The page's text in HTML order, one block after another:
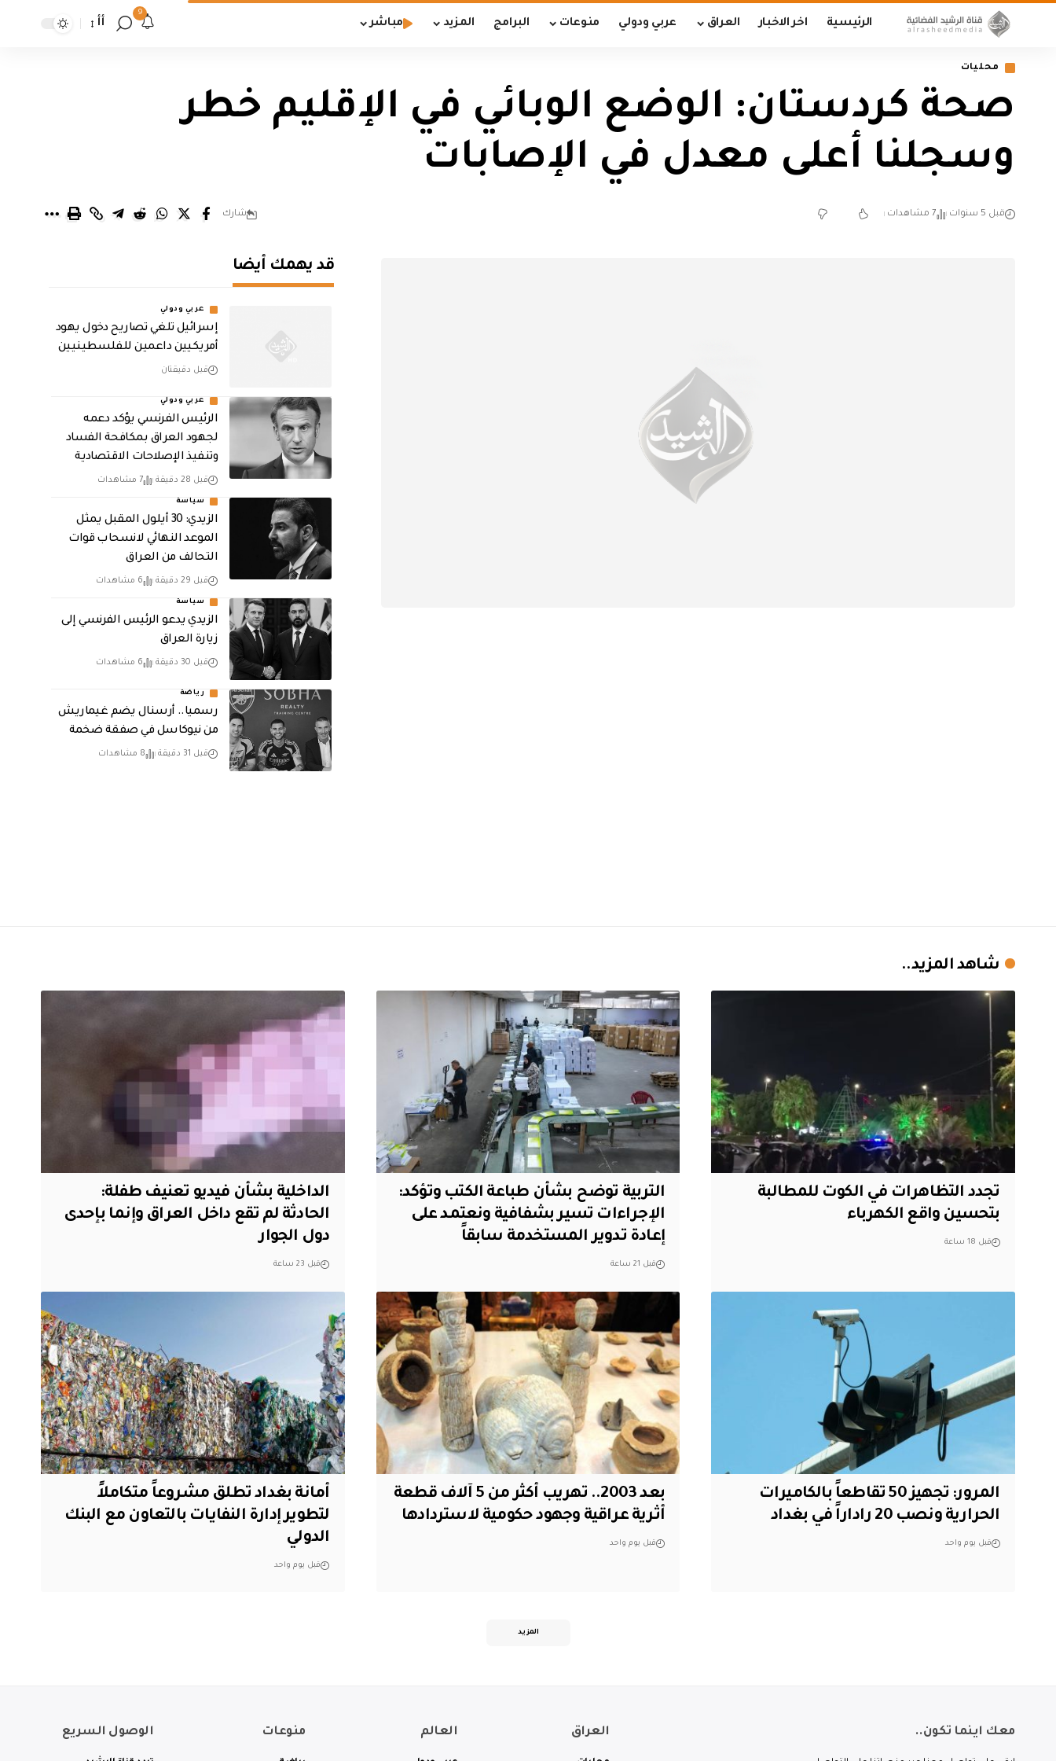
الرئيسية اخر الاخبار العراق عربي ودولي منوعات البرامج المزيد مباشر
9
أأ
محليات
صحة كردستان: الوضع الوبائي في الإقليم خطر
وسجلنا أعلى معدل في الإصابات
قبل 5 سنوات 7 مشاهدات شارك
قد يهمك أيضا
عربي ودولي
إسرائيل تلغي تصاريح دخول يهود
أمريكيين داعمين للفلسطينيين
قبل دقيقتان
عربي ودولي
الرئيس الفرنسي يؤكد دعمه
لجهود العراق بمكافحة الفساد
وتنفيذ الإصلاحات الاقتصادية
قبل 28 دقيقة 7 مشاهدات
سياسة
الزيدي: 30 أيلول المقبل يمثل
الموعد النهائي لانسحاب قوات
التحالف من العراق
قبل 29 دقيقة 6 مشاهدات
سياسة
الزيدي يدعو الرئيس الفرنسي إلى
زيارة العراق
قبل 30 دقيقة 6 مشاهدات
رياضة
رسميا.. أرسنال يضم غيماريش
من نيوكاسل في صفقة ضخمة
قبل 31 دقيقة 8 مشاهدات
شاهد المزيد..
تجدد التظاهرات في الكوت للمطالبة
بتحسين واقع الكهرباء
قبل 18 ساعة
التربية توضح بشأن طباعة الكتب وتؤكد:
الإجراءات تسير بشفافية ونعتمد على
إعادة تدوير المستخدمة سابقاً
قبل 21 ساعة
الداخلية بشأن فيديو تعنيف طفلة:
الحادثة لم تقع داخل العراق وإنما بإحدى
دول الجوار
قبل 23 ساعة
المرور: تجهيز 50 تقاطعاً بالكاميرات
الحرارية ونصب 20 راداراً في بغداد
قبل يوم واحد
بعد 2003.. تهريب أكثر من 5 آلاف قطعة
أثرية عراقية وجهود حكومية لاستردادها
قبل يوم واحد
أمانة بغداد تطلق مشروعاً متكاملاً
لتطوير إدارة النفايات بالتعاون مع البنك
الدولي
قبل يوم واحد
المزيد
معك اينما تكون.. العراق العالم منوعات الوصول السريع